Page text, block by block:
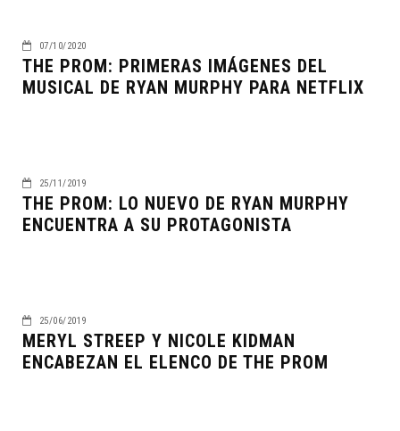
07/10/2020
THE PROM: PRIMERAS IMÁGENES DEL
MUSICAL DE RYAN MURPHY PARA NETFLIX
25/11/2019
THE PROM: LO NUEVO DE RYAN MURPHY
ENCUENTRA A SU PROTAGONISTA
25/06/2019
MERYL STREEP Y NICOLE KIDMAN
ENCABEZAN EL ELENCO DE THE PROM